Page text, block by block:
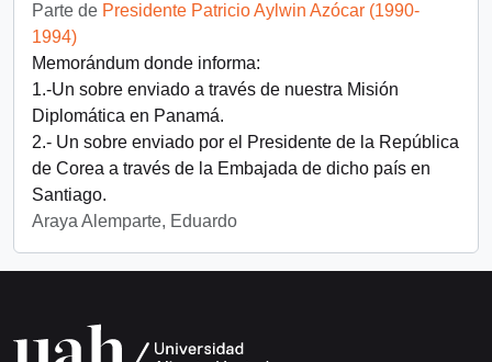
Parte de Presidente Patricio Aylwin Azócar (1990-
1994)
Memorándum donde informa:
1.-Un sobre enviado a través de nuestra Misión
Diplomática en Panamá.
2.- Un sobre enviado por el Presidente de la República
de Corea a través de la Embajada de dicho país en
Santiago.
Araya Alemparte, Eduardo